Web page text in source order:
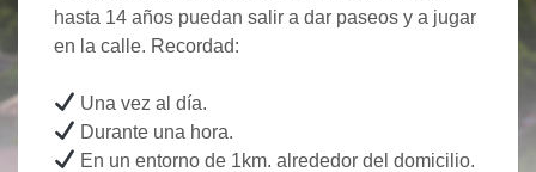
hasta 14 años puedan salir a dar paseos y a jugar
en la calle. Recordad:
Una vez al día.
Durante una hora.
En un entorno de 1km. alrededor del domicilio.